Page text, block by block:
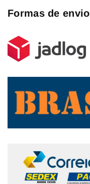
Formas de envio